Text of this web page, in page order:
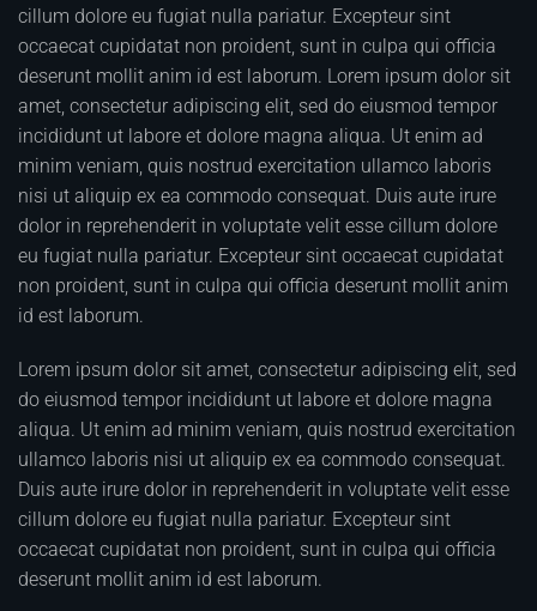
cillum dolore eu fugiat nulla pariatur. Excepteur sint
occaecat cupidatat non proident, sunt in culpa qui officia
deserunt mollit anim id est laborum. Lorem ipsum dolor sit
amet, consectetur adipiscing elit, sed do eiusmod tempor
incididunt ut labore et dolore magna aliqua. Ut enim ad
minim veniam, quis nostrud exercitation ullamco laboris
nisi ut aliquip ex ea commodo consequat. Duis aute irure
dolor in reprehenderit in voluptate velit esse cillum dolore
eu fugiat nulla pariatur. Excepteur sint occaecat cupidatat
non proident, sunt in culpa qui officia deserunt mollit anim
id est laborum.
Lorem ipsum dolor sit amet, consectetur adipiscing elit, sed
do eiusmod tempor incididunt ut labore et dolore magna
aliqua. Ut enim ad minim veniam, quis nostrud exercitation
ullamco laboris nisi ut aliquip ex ea commodo consequat.
Duis aute irure dolor in reprehenderit in voluptate velit esse
cillum dolore eu fugiat nulla pariatur. Excepteur sint
occaecat cupidatat non proident, sunt in culpa qui officia
deserunt mollit anim id est laborum.